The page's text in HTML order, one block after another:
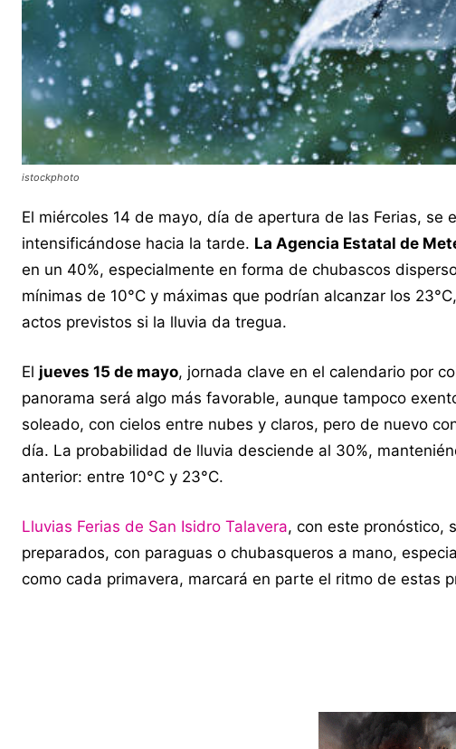
istockphoto
El miércoles 14 de mayo, día de apertura de las Ferias,
intensificándose hacia la tarde. La Agencia Estatal de
en un 40%, especialmente en forma de chubascos
mínimas de 10°C y máximas que podrían alcanzar los
actos previstos si la lluvia da tregua.
El jueves 15 de mayo, jornada clave en el calendario por
panorama será algo más favorable, aunque tampoco
soleado, con cielos entre nubes y claros, pero de nuevo
día. La probabilidad de lluvia desciende al 30%,
anterior: entre 10°C y 23°C.
Lluvias Ferias de San Isidro Talavera, con este pronóstico,
preparados, con paraguas o chubasqueros a mano,
como cada primavera, marcará en parte el ritmo de estas